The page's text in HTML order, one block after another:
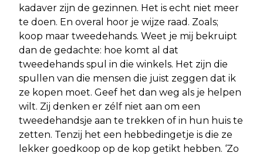
kadaver zijn de gezinnen. Het is echt niet meer
te doen. En overal hoor je wijze raad. Zoals;
koop maar tweedehands. Weet je mij bekruipt
dan de gedachte: hoe komt al dat
tweedehands spul in die winkels. Het zijn die
spullen van die mensen die juist zeggen dat ik
ze kopen moet. Geef het dan weg als je helpen
wilt. Zij denken er zélf niet aan om een
tweedehandsje aan te trekken of in hun huis te
zetten. Tenzij het een hebbedingetje is die ze
lekker goedkoop op de kop getikt hebben. ‘Zo